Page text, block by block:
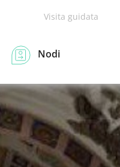
Visita guidata
Nodi